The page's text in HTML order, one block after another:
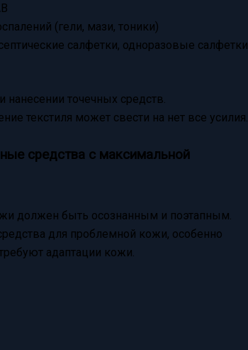
(гели, мази, тоники)
салфетки, одноразовые салфетки
точечных средств.
текстиля может свести на нет все усилия.
средства с максимальной
должен быть осознанным и поэтапным.
для проблемной кожи, особенно
адаптации кожи.